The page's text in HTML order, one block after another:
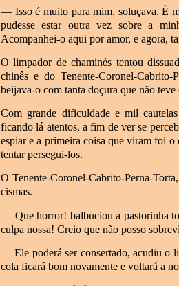
— Isso é muito para mim, soluçava. É
pudesse estar outra vez sobre a
Acompanhei-o aqui por amor, e agora,
O limpador de chaminés tentou
chinês e do Tenente-Coronel-
beijava-o com tanta doçura que não
Com grande dificuldade e mil
ficando lá atentos, a fim de ver se
espiar e a primeira coisa que viram foi o
tentar persegui-los.
O Tenente-Coronel-Cabrito-Perna-
cismas.
— Que horror! balbuciou a pastorinha
culpa nossa! Creio que não posso
— Ele poderá ser consertado, acudiu o
cola ficará bom novamente e voltará a